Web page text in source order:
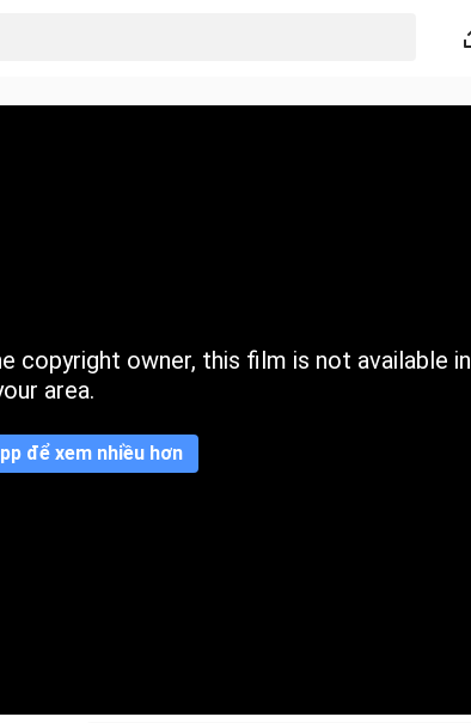
copyright owner, this film is not available in
area.
để xem nhiều hơn